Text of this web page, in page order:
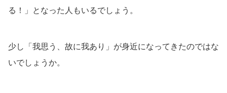
る！」となった人もいるでしょう。
少し「我思う、故に我あり」が身近になってきたのではな
いでしょうか。